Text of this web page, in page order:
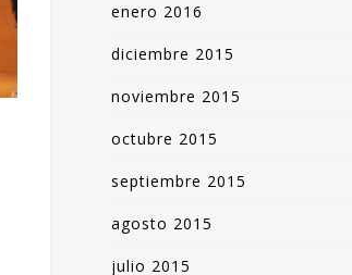
enero 2016
diciembre 2015
noviembre 2015
octubre 2015
septiembre 2015
agosto 2015
julio 2015